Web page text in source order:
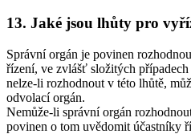
13. Jaké jsou lhůty pro
Správní orgán je povinen
řízení, ve zvlášť složitých
nelze-li rozhodnout v této lhůtě,
odvolací orgán.
Nemůže-li správní orgán
povinen o tom uvědomit účastníky